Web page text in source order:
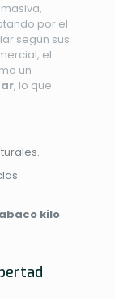
por el
según sus
el
un
, lo que
kilo